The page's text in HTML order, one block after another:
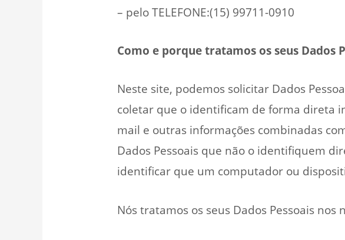
– pelo TELEFONE:(15) 99711-0910
Como e porque tratamos os seus Dados
Neste site, podemos solicitar Dados
coletar que o identificam de forma direta
mail e outras informações combinadas
Dados Pessoais que não o identifiquem
identificar que um computador ou
Nós tratamos os seus Dados Pessoais